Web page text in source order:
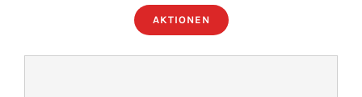
IMBISSANHÄNGER
AKTIONEN